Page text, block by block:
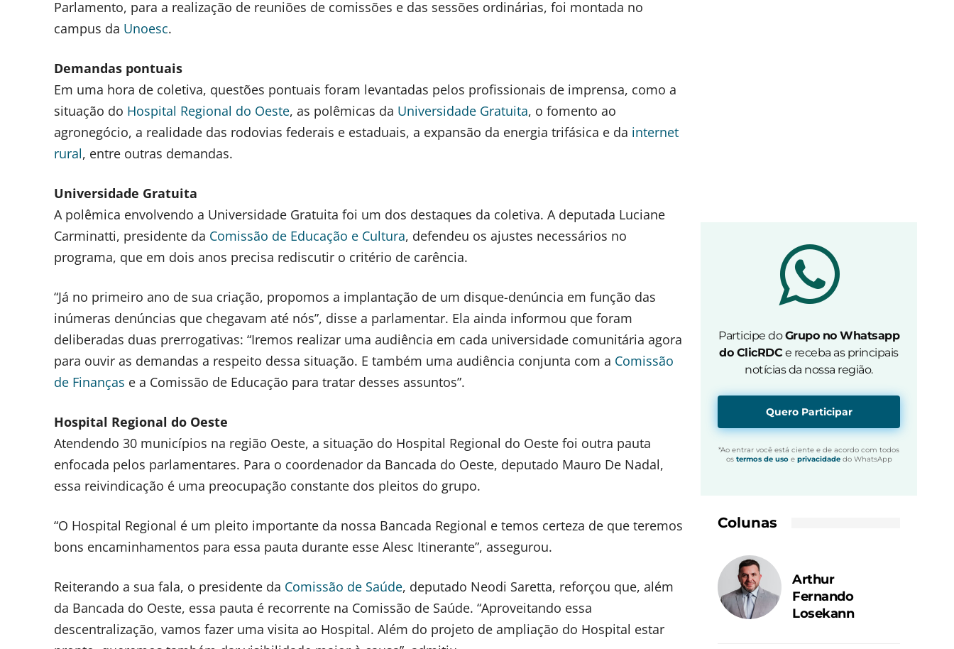
Parlamento, para a realização de reuniões de comissões e das sessões ordinárias, foi montada no
campus da Unoesc.
Demandas pontuais
Em uma hora de coletiva, questões pontuais foram levantadas pelos profissionais de imprensa, como a
situação do Hospital Regional do Oeste, as polêmicas da Universidade Gratuita, o fomento ao
agronegócio, a realidade das rodovias federais e estaduais, a expansão da energia trifásica e da internet
rural, entre outras demandas.
Universidade Gratuita
A polêmica envolvendo a Universidade Gratuita foi um dos destaques da coletiva. A deputada Luciane
Carminatti, presidente da Comissão de Educação e Cultura, defendeu os ajustes necessários no
programa, que em dois anos precisa rediscutir o critério de carência.
“Já no primeiro ano de sua criação, propomos a implantação de um disque-denúncia em função das
inúmeras denúncias que chegavam até nós”, disse a parlamentar. Ela ainda informou que foram
deliberadas duas prerrogativas: “Iremos realizar uma audiência em cada universidade comunitária agora
para ouvir as demandas a respeito dessa situação. E também uma audiência conjunta com a Comissão
de Finanças e a Comissão de Educação para tratar desses assuntos”.
Hospital Regional do Oeste
Atendendo 30 municípios na região Oeste, a situação do Hospital Regional do Oeste foi outra pauta
enfocada pelos parlamentares. Para o coordenador da Bancada do Oeste, deputado Mauro De Nadal,
essa reivindicação é uma preocupação constante dos pleitos do grupo.
“O Hospital Regional é um pleito importante da nossa Bancada Regional e temos certeza de que teremos
bons encaminhamentos para essa pauta durante esse Alesc Itinerante”, assegurou.
Reiterando a sua fala, o presidente da Comissão de Saúde, deputado Neodi Saretta, reforçou que, além
da Bancada do Oeste, essa pauta é recorrente na Comissão de Saúde. “Aproveitando essa
descentralização, vamos fazer uma visita ao Hospital. Além do projeto de ampliação do Hospital estar
Participe doGrupo no Whatsapp
do ClicRDC e receba as principais
notícias da nossa região.
Quero Participar
*Ao entrar você está ciente e de acordo com todos
os termos de usoe privacidadedo WhatsApp
Colunas
Arthur
Fernando
Losekann